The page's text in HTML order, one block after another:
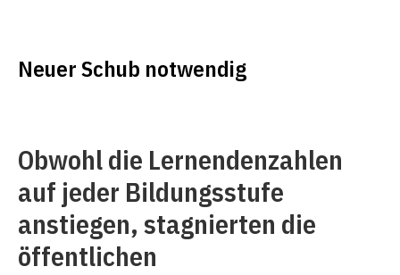
Neuer Schub notwendig
Obwohl die Lernendenzahlen
auf jeder Bildungsstufe
anstiegen, stagnierten die
öffentlichen